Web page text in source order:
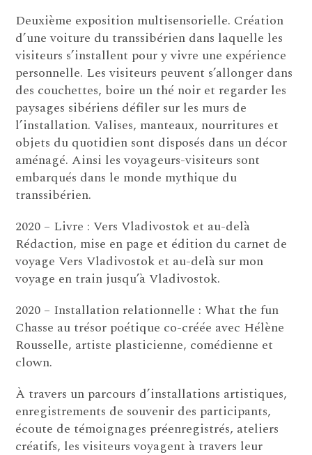
Deuxième exposition multisensorielle. Création
d’une voiture du transsibérien dans laquelle les
visiteurs s’installent pour y vivre une expérience
personnelle. Les visiteurs peuvent s’allonger dans
des couchettes, boire un thé noir et regarder les
paysages sibériens défiler sur les murs de
l’installation. Valises, manteaux, nourritures et
objets du quotidien sont disposés dans un décor
aménagé. Ainsi les voyageurs-visiteurs sont
embarqués dans le monde mythique du
transsibérien.
2020 – Livre : Vers Vladivostok et au-delà
Rédaction, mise en page et édition du carnet de
voyage Vers Vladivostok et au-delà sur mon
voyage en train jusqu’à Vladivostok.
2020 – Installation relationnelle : What the fun
Chasse au trésor poétique co-créée avec Hélène
Rousselle, artiste plasticienne, comédienne et
clown.
À travers un parcours d’installations artistiques,
enregistrements de souvenir des participants,
écoute de témoignages préenregistrés, ateliers
créatifs, les visiteurs voyagent à travers leur